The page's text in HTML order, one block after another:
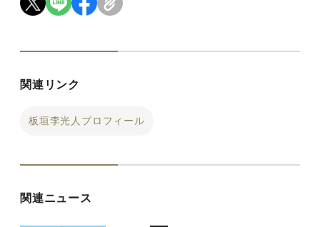
関連リンク
板垣李光人プロフィール
関連ニュース